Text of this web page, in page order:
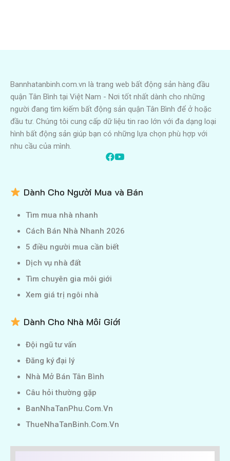
Bannhatanbinh.com.vn là trang web bất động sản hàng đầu
quận Tân Bình tại Việt Nam - Nơi tốt nhất dành cho những
người đang tìm kiếm bất động sản quận Tân Bình để ở hoặc
đầu tư. Chúng tôi cung cấp dữ liệu tin rao lớn với đa dạng loại
hình bất động sản giúp bạn có những lựa chọn phù hợp với
nhu cầu của mình.
Dành Cho Người Mua và Bán
Tìm mua nhà nhanh
Cách Bán Nhà Nhanh 2026
5 điều người mua cần biết
Dịch vụ nhà đất
Tìm chuyên gia môi giới
Xem giá trị ngôi nhà
Dành Cho Nhà Môi Giới
Đội ngũ tư vấn
Đăng ký đại lý
Nhà Mở Bán Tân Bình
Câu hỏi thường gặp
BanNhaTanPhu.Com.Vn
ThueNhaTanBinh.Com.Vn